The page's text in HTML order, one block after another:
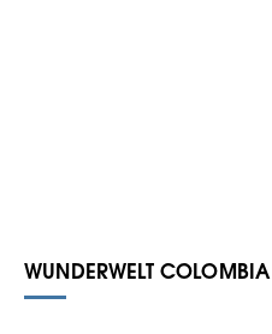
WUNDERWELT COLOMBIA